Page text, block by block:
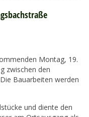
Montag, 19.
zwischen den
Bauarbeiten werden
und diente den